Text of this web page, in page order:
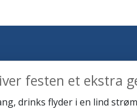
festen et ekstra
drinks flyder i en lind